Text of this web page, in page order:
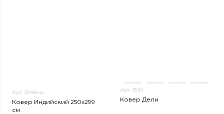
Арт. 3048нш
Ковер Индийский 250x299
см
Арт. 3529
Ковер Дели